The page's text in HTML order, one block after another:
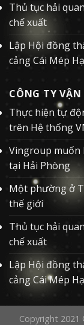
Thủ tục hải
chế xuất
Lập Hội đồng
cảng Cái Mép Hạ
CÔNG TY
Thực hiện tự
trên Hệ thống
Vingroup muốn
tại Hải Phòng
Một phường ở
thế giới
Thủ tục hải
chế xuất
Lập Hội đồng
cảng Cái Mép Hạ
Copyright 2021